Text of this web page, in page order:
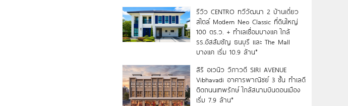
รีวิว CENTRO ทวีวัฒนา 2 บ้านเดี่ยว
สไตล์ Modern Neo Classic ที่ดินใหญ่
100 ตร.ว. + ทำเลเชื่อมบางแค ใกล้
รร.อัสสัมชัญ ธนบุรี และ The Mall
บางแค เริ่ม 10.9 ล้าน*
สิริ อเวนิว วิภาวดี SIRI AVENUE
Vibhavadi อาคารพาณิชย์ 3 ชั้น ทำเลดี
ติดถนนเทพรักษ์ ใกล้สนามบินดอนเมือง
เริ่ม 7.9 ล้าน*